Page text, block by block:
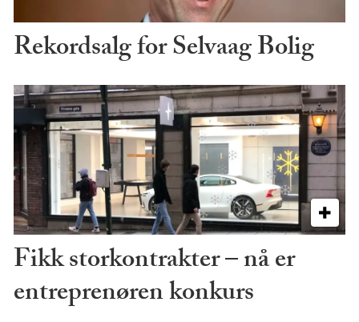
Rekordsalg for Selvaag Bolig
Fikk storkontrakter – nå er
entreprenøren konkurs